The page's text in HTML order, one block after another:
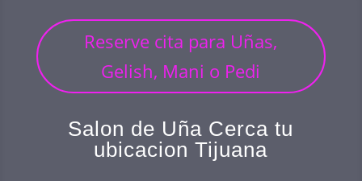
Reserve cita para Uñas,
Gelish, Mani o Pedi
Salon de Uña Cerca tu
ubicacion Tijuana